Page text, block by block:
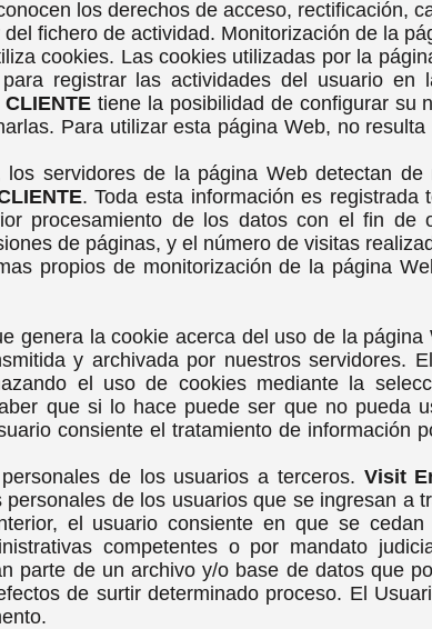
los derechos de acceso, rectificación,
fichero de actividad. Monitorización de la
cookies. Las cookies utilizadas por la
registrar las actividades del usuario
CLIENTEtiene la posibilidad de configurar su
Para utilizar esta página Web, no
los servidores de la página Web detectan
. Toda esta información es
procesamiento de los datos con el fin de
de páginas, y el número de visitas
propios de monitorización de la página
genera la cookie acerca del uso de la
y archivada por nuestros servidores.
el uso de cookies mediante la
que si lo hace puede ser que no pueda
consiente el tratamiento de información
de los usuarios a terceros. Visit
personales de los usuarios que se ingresan a
el usuario consiente en que se
competentes o por mandato
parte de un archivo y/o base de datos que
de surtir determinado proceso. El